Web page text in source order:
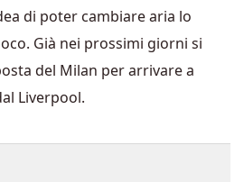
di poter cambiare aria lo
Già nei prossimi giorni si
del Milan per arrivare a
Liverpool.